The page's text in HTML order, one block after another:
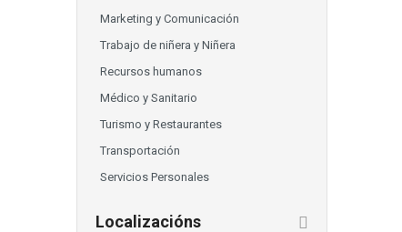
Marketing y Comunicación
Trabajo de niñera y Niñera
Recursos humanos
Médico y Sanitario
Turismo y Restaurantes
Transportación
Servicios Personales
Localizacións